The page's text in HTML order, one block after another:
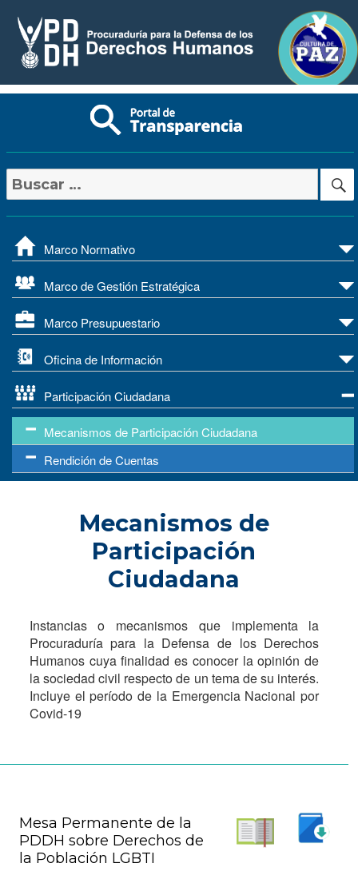
Buscar
por:
Marco Normativo
Marco de Gestión Estratégica
Marco Presupuestario
Oficina de Información
Participación Ciudadana
Mecanismos de Participación Ciudadana
Rendición de Cuentas
Mecanismos de
Participación
Ciudadana
Instancias o mecanismos que implementa la
Procuraduría para la Defensa de los Derechos
Humanos cuya finalidad es conocer la opinión de
la sociedad civil respecto de un tema de su interés.
Incluye el período de la Emergencia Nacional por
Covid-19
Mesa Permanente de la
PDDH sobre Derechos de
la Población LGBTI